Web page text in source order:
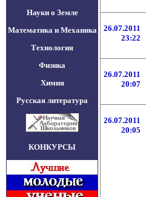
Науки о Земле
Математика и Механика
Технология
Физика
Химия
Русская литература
КОНКУРСЫ
26.07.2011
23:22
26.07.2011
20:07
26.07.2011
20:05